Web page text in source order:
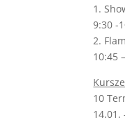
1.
9:30 -
2.
10:45
10
14.01.